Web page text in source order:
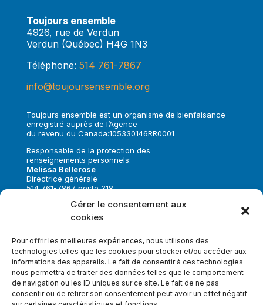
Gérer le consentement aux
cookies
Pour offrir les meilleures expériences, nous utilisons des
technologies telles que les cookies pour stocker et/ou accéder aux
informations des appareils. Le fait de consentir à ces technologies
nous permettra de traiter des données telles que le comportement
de navigation ou les ID uniques sur ce site. Le fait de ne pas
consentir ou de retirer son consentement peut avoir un effet négatif
Toujours ensemble
4926, rue de Verdun
Verdun (Québec) H4G 1N3
Téléphone: 514 761-7867
info@toujoursensemble.org
Toujours ensemble est un organisme de bienfaisance
enregistré auprès de l’Agence
du revenu du Canada:105330146RR0001
Responsable de la protection des
renseignements personnels:
Melissa Bellerose
Directrice générale
514 761-7867 poste 318
Faire un don